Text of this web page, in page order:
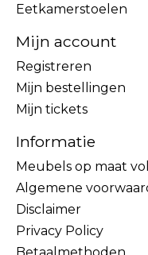
Eetkamerstoelen
Mijn account
Registreren
Mijn bestellingen
Mijn tickets
Informatie
Meubels op maat
Algemene
Disclaimer
Privacy Policy
Betaalmethoden